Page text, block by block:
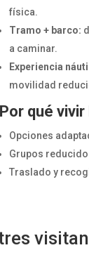
física.
Tramo + barco:
a caminar.
Experiencia
movilidad
Por qué
Opciones
Grupos
Traslado y